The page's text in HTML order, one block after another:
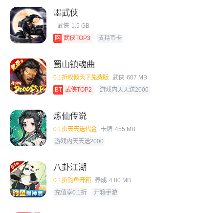
墨武侠
武侠 1.5 GB
网 武侠TOP3 支持币卡
蜀山镇魂曲
0.1折权倾天下免费版 武侠 607 MB
BT 武侠TOP2 游戏内天天送2000
炼仙传说
0.1折天天送代金 卡牌 455 MB
游戏内天天送2000
八卦江湖
0.1折钓鱼开箱 养成 4.80 MB
充值享0.1折
开箱手游